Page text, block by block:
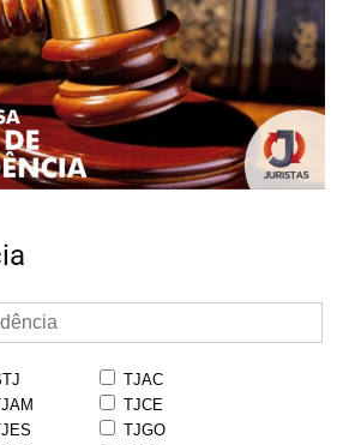
TJAC
TJCE
TJGO